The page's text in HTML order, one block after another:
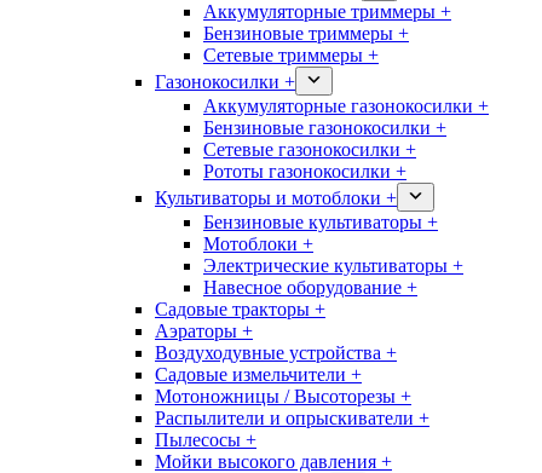
Аккумуляторные триммеры +
Бензиновые триммеры +
Сетевые триммеры +
Газонокосилки +
Аккумуляторные газонокосилки +
Бензиновые газонокосилки +
Сетевые газонокосилки +
Рототы газонокосилки +
Культиваторы и мотоблоки +
Бензиновые культиваторы +
Мотоблоки +
Электрические культиваторы +
Навесное оборудование +
Садовые тракторы +
Аэраторы +
Воздуходувные устройства +
Садовые измельчители +
Мотоножницы / Высоторезы +
Распылители и опрыскиватели +
Пылесосы +
Мойки высокого давления +